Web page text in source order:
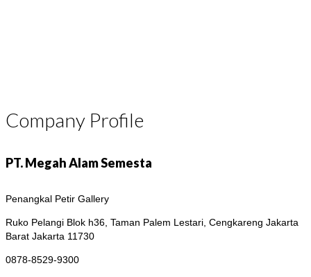
Company Profile
PT. Megah Alam Semesta
Penangkal Petir Gallery
Ruko Pelangi Blok h36, Taman Palem Lestari, Cengkareng Jakarta
Barat Jakarta 11730
0878-8529-9300